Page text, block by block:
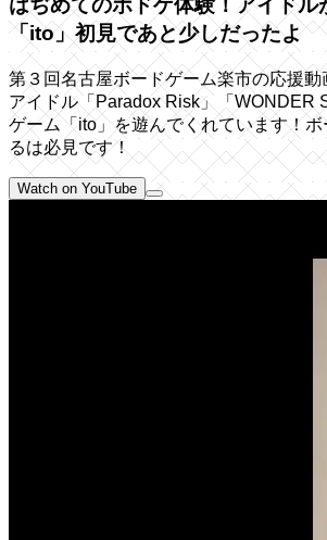
はぢめてのボドゲ体験！アイドル
「ito」初見であと少しだったよ
第３回名古屋ボードゲーム楽市の応援
アイドル「Paradox Risk」「WONDER
ゲーム「ito」を遊んでくれています！
るは必見です！
Watch on YouTube